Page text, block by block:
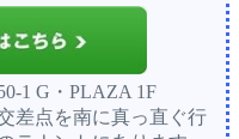
1 G・PLAZA 1F
差点を南に真っ直ぐ行